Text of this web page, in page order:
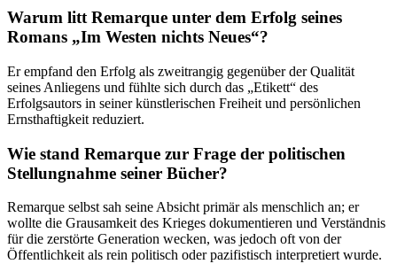
Warum litt Remarque unter dem Erfolg seines
Romans „Im Westen nichts Neues“?
Er empfand den Erfolg als zweitrangig gegenüber der Qualität
seines Anliegens und fühlte sich durch das „Etikett“ des
Erfolgsautors in seiner künstlerischen Freiheit und persönlichen
Ernsthaftigkeit reduziert.
Wie stand Remarque zur Frage der politischen
Stellungnahme seiner Bücher?
Remarque selbst sah seine Absicht primär als menschlich an; er
wollte die Grausamkeit des Krieges dokumentieren und Verständnis
für die zerstörte Generation wecken, was jedoch oft von der
Öffentlichkeit als rein politisch oder pazifistisch interpretiert wurde.